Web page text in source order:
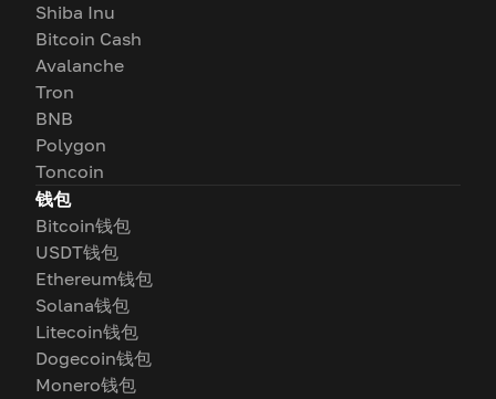
Shiba Inu
Bitcoin Cash
Avalanche
Tron
BNB
Polygon
Toncoin
钱包
Bitcoin钱包
USDT钱包
Ethereum钱包
Solana钱包
Litecoin钱包
Dogecoin钱包
Monero钱包